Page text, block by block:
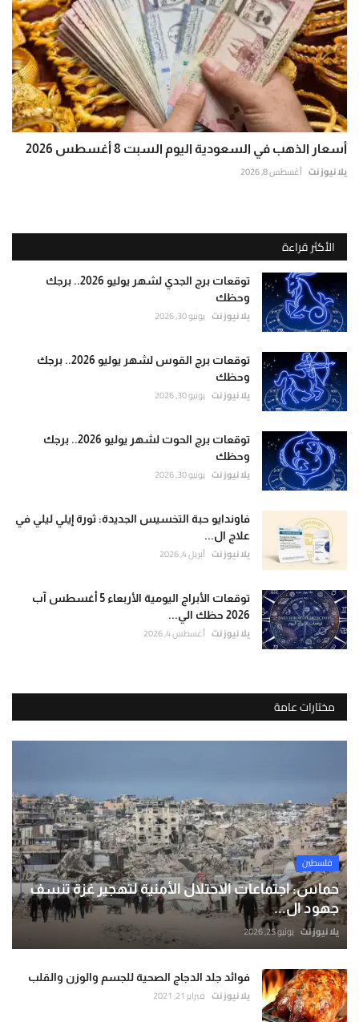
أسعار الذهب في السعودية اليوم السبت 8 أغسطس 2026
يلا نيوز نت أغسطس 8, 2026
الأكثر قراءة
توقعات برج الجدي لشهر يوليو 2026.. برجك
وحظك
يلا نيوز نت يونيو 30, 2026
توقعات برج القوس لشهر يوليو 2026.. برجك
وحظك
يلا نيوز نت يونيو 30, 2026
توقعات برج الحوت لشهر يوليو 2026.. برجك
وحظك
يلا نيوز نت يونيو 30, 2026
فاوندايو حبة التخسيس الجديدة: ثورة إيلي ليلي في
علاج ال...
يلا نيوز نت أبريل 4, 2026
توقعات الأبراج اليومية الأربعاء 5 أغسطس آب
2026 حظك الي...
يلا نيوز نت أغسطس 4, 2026
مختارات عامة
فلسطين
حماس: اجتماعات الاحتلال الأمنية لتهجير غزة تنسف
جهود ال...
يلا نيوز نت يونيو 25, 2026
فوائد جلد الدجاج الصحية للجسم والوزن والقلب
يلا نيوز نت فبراير 21, 2021